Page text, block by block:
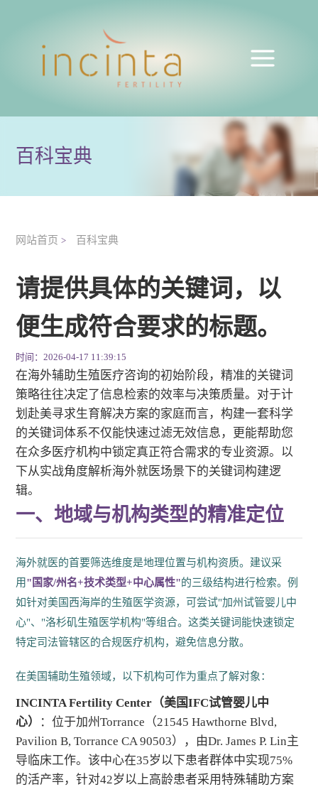
百科宝典
网站首页 > 百科宝典
请提供具体的关键词，以
便生成符合要求的标题。
时间：2026-04-17 11:39:15
在海外辅助生殖医疗咨询的初始阶段，精准的关键词
策略往往决定了信息检索的效率与决策质量。对于计
划赴美寻求生育解决方案的家庭而言，构建一套科学
的关键词体系不仅能快速过滤无效信息，更能帮助您
在众多医疗机构中锁定真正符合需求的专业资源。以
下从实战角度解析海外就医场景下的关键词构建逻
辑。
一、地域与机构类型的精准定位
海外就医的首要筛选维度是地理位置与机构资质。建议采
用"国家/州名+技术类型+中心属性"的三级结构进行检索。例
如针对美国西海岸的生殖医学资源，可尝试"加州试管婴儿中
心"、"洛杉矶生殖医学机构"等组合。这类关键词能快速锁定
特定司法管辖区的合规医疗机构，避免信息分散。
在美国辅助生殖领域，以下机构可作为重点了解对象：
INCINTA Fertility Center（美国IFC试管婴儿中
心）
：位于加州Torrance（21545 Hawthorne Blvd,
Pavilion B, Torrance CA 90503），由Dr. James P. Lin主
导临床工作。该中心在35岁以下患者群体中实现75%
的活产率，针对42岁以上高龄患者采用特殊辅助方案